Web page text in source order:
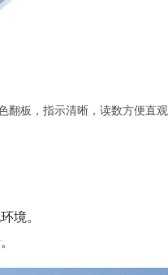
翻板，指示清晰，读数方便直观
境。